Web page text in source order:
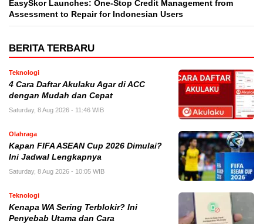
EasySkor Launches: One-Stop Credit Management from
Assessment to Repair for Indonesian Users
BERITA TERBARU
Teknologi
4 Cara Daftar Akulaku Agar di ACC
dengan Mudah dan Cepat
Saturday, 8 Aug 2026 - 11:46 WIB
Olahraga
Kapan FIFA ASEAN Cup 2026 Dimulai?
Ini Jadwal Lengkapnya
Saturday, 8 Aug 2026 - 10:05 WIB
Teknologi
Kenapa WA Sering Terblokir? Ini
Penyebab Utama dan Cara